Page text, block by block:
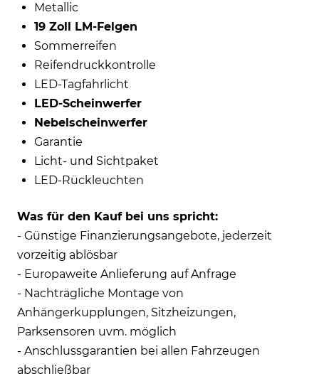
Metallic
19 Zoll LM-Felgen
Sommerreifen
Reifendruckkontrolle
LED-Tagfahrlicht
LED-Scheinwerfer
Nebelscheinwerfer
Garantie
Licht- und Sichtpaket
LED-Rückleuchten
Was für den Kauf bei uns spricht:
- Günstige Finanzierungsangebote, jederzeit
vorzeitig ablösbar
- Europaweite Anlieferung auf Anfrage
- Nachträgliche Montage von
Anhängerkupplungen, Sitzheizungen,
Parksensoren uvm. möglich
- Anschlussgarantien bei allen Fahrzeugen
abschließbar